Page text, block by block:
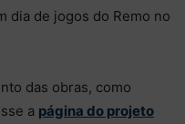
dia de jogos do Remo no
das obras, como
a página do projeto